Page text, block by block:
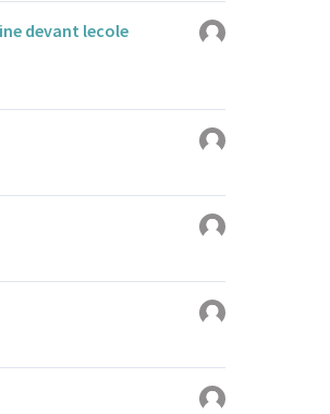
devant lecole